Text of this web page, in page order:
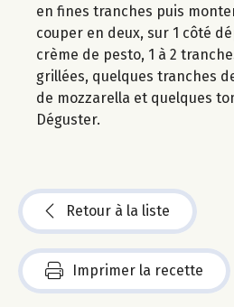
en fines tranches puis
couper en deux, sur 1 côté
crème de pesto, 1 à 2
grillées, quelques tranches
de mozzarella et quelques
Déguster.
Retour à la liste
Imprimer la recette